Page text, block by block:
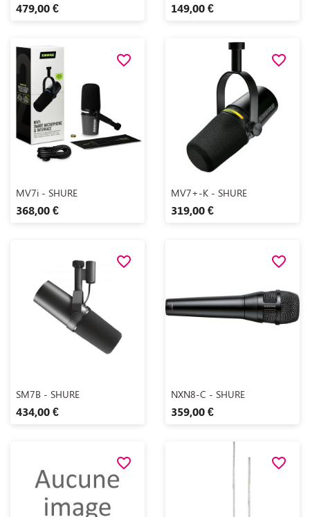
479,00 € 149,00 €
Aperçu rapide
MV7i - SHURE
368,00 €
favorite_border
Aperçu rapide
MV7+-K - SHURE
319,00 €
favorite_border
Aperçu rapide
SM7B - SHURE
434,00 €
favorite_border
 Aperçu rapide
NXN8-C - SHURE
359,00 €
favorite_border
favorite_border favorite_border